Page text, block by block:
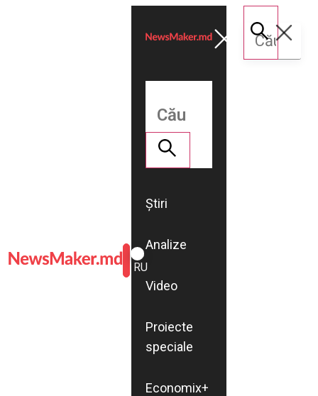
ROMÂNĂ
RU
Știri
Analize
Video
Proiecte
speciale
Economix+